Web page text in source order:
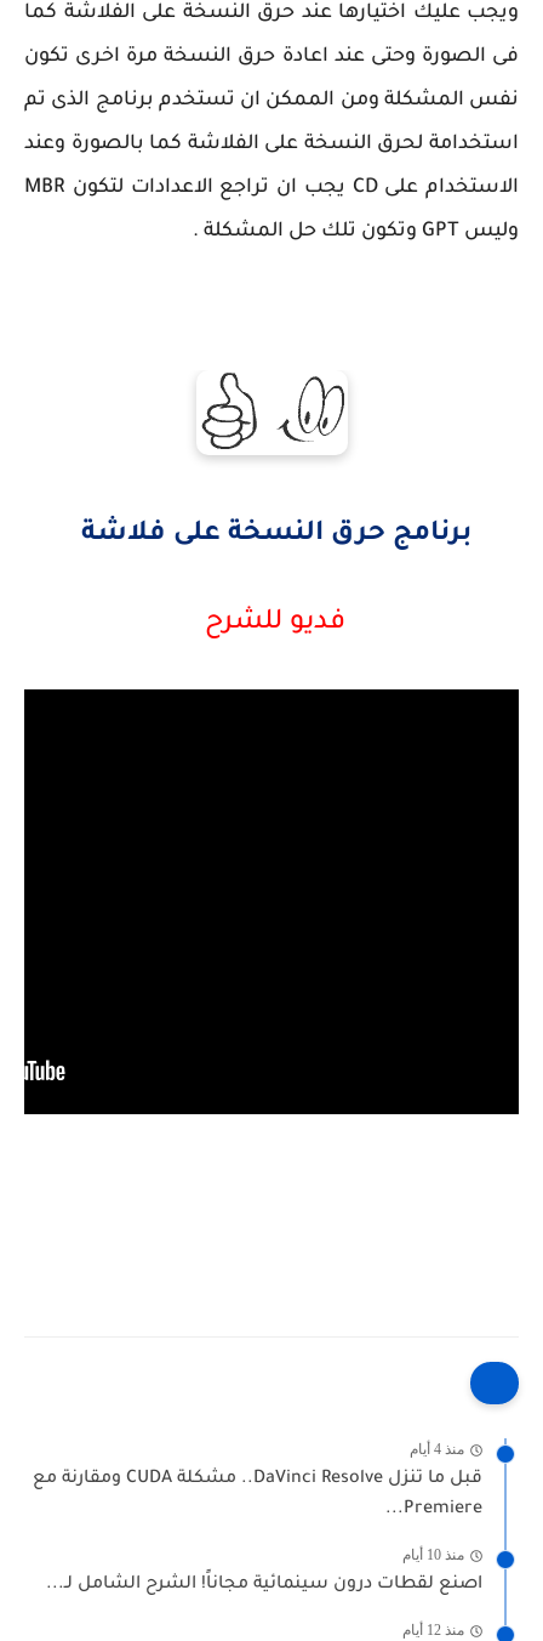
ويجب عليك اختيارها عند حرق النسخة على الفلاشة كما
فى الصورة وحتى عند اعادة حرق النسخة مرة اخرى تكون
نفس المشكلة ومن الممكن ان تستخدم برنامج الذى تم
استخدامة لحرق النسخة على الفلاشة كما بالصورة وعند
الاستخدام على CD يجب ان تراجع الاعدادات لتكون MBR
وليس GPT وتكون تلك حل المشكلة .
برنامج حرق النسخة على فلاشة
فديو للشرح
منذ 4 أيام
قبل ما تنزل DaVinci Resolve.. مشكلة CUDA ومقارنة مع
Premiere...
منذ 10 أيام
اصنع لقطات درون سينمائية مجاناً! الشرح الشامل لـ...
منذ 12 أيام